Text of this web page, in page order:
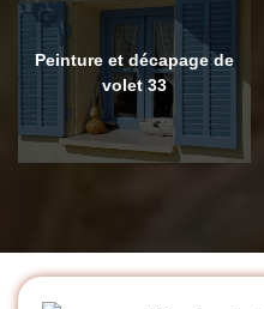
Peinture et décapage de
volet 33